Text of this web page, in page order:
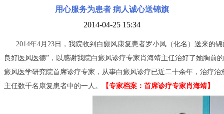
用心服务为患者 病人诚心送锦旗
2014-04-25 15:34
2014年4月23日，我院收到白癜风康复患者罗小凤（化名）送来的
良好医风医德”，以感谢我院白癜风诊疗专家肖海靖主任治好了她胸前
癜风医学研究院首席诊疗专家，从事白癜风诊疗已近二十余年，治疗
主任数千名康复患者中的一人。
【专家档案：首席诊疗专家肖海靖】